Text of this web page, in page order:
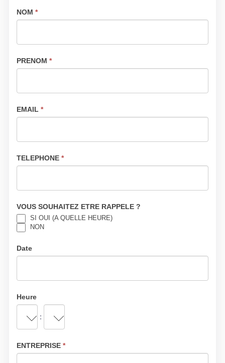
ASSURANCES
OKAPI SITE
NOM *
PRENOM *
EMAIL *
TELEPHONE *
VOUS SOUHAITEZ ETRE RAPPELE ?
SI OUI (A QUELLE HEURE)
NON
Date
Heure
:
ENTREPRISE *